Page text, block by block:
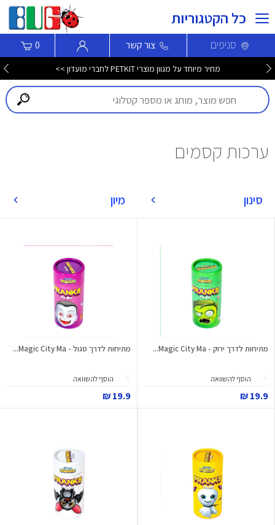
כל הקטגוריות
סניפים צור קשר 0
מחיר מיוחד על מגוון מוצרי PETKIT לחברי מועדון >>
ערכות קסמים
סינון מיון
מתיחות לדרך ירוק - Magic City Ma...
הוסף להשוואה
19.9 ₪
מתיחות לדרך סגול - Magic City Ma...
הוסף להשוואה
19.9 ₪